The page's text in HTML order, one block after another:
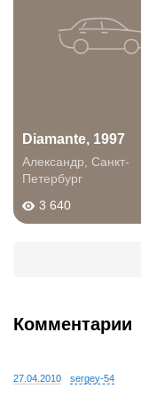
Diamante, 1997
Александр Санкт-
Петербург
3 640
Комментарии
27.04.2010 sergey-54